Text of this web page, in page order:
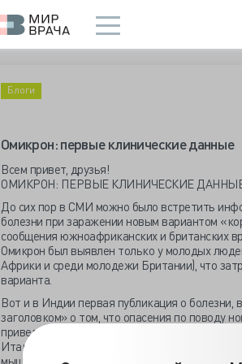
Блоги
Омикрон: первые клинические данные
Всем привет, друзья!
ОМИКРОН: ПЕРВЫЕ КЛИНИЧЕСКИЕ
До сих пор в СМИ можно было встретить
болезни при заражении новым вариантом
сообщения южноафриканских и британских
Омикрон был выявлен только у молодых
Африки и среди молодежи Британии), что
варианта.
Вот и в Индии первая публикация о
заголовком» о том, что опасения по поводу
привел (впервые!) медицинские данные о
Итак, 21 ноября заболел 46-летней
мышцах тела) и умеренного повышения